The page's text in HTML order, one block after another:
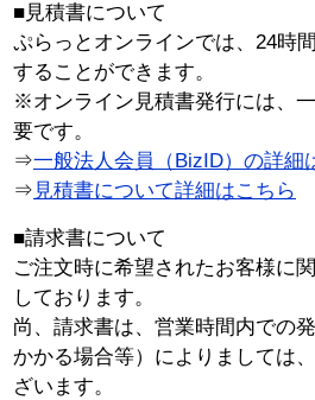
■見積書について
ぷらっとオンラインでは、24時
することができます。
※オンライン見積書発行には、
要です。
⇒一般法人会員（BizID）の詳細
⇒ 見積書について詳細はこちら
■請求書について
ご注文時に希望されたお客様に
しております。
尚、請求書は、営業時間内での
かかる場合等）によりましては
ざいます。